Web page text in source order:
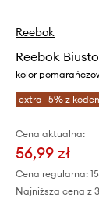
Reebok
Reebok
kolor
extra -5% z
Cena aktualna:
56,99 zł
Cena regularna:
Najniższa cena z